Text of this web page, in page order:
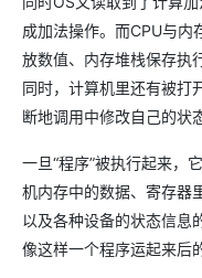
成加法操作。而CPU与内
放数值、内存堆栈保存执
同时，计算机里还有被打
断地调用中修改自己的状
一旦“程序”被执行起来，
机内存中的数据、寄存器
以及各种设备的状态信息
像这样一个程序运起来后